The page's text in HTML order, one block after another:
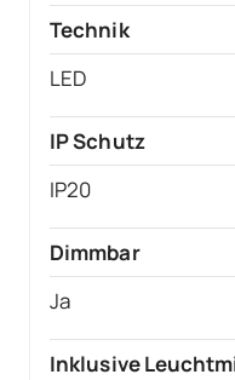
Technik
LED
IP Schutz
IP20
Dimmbar
Ja
Inklusive